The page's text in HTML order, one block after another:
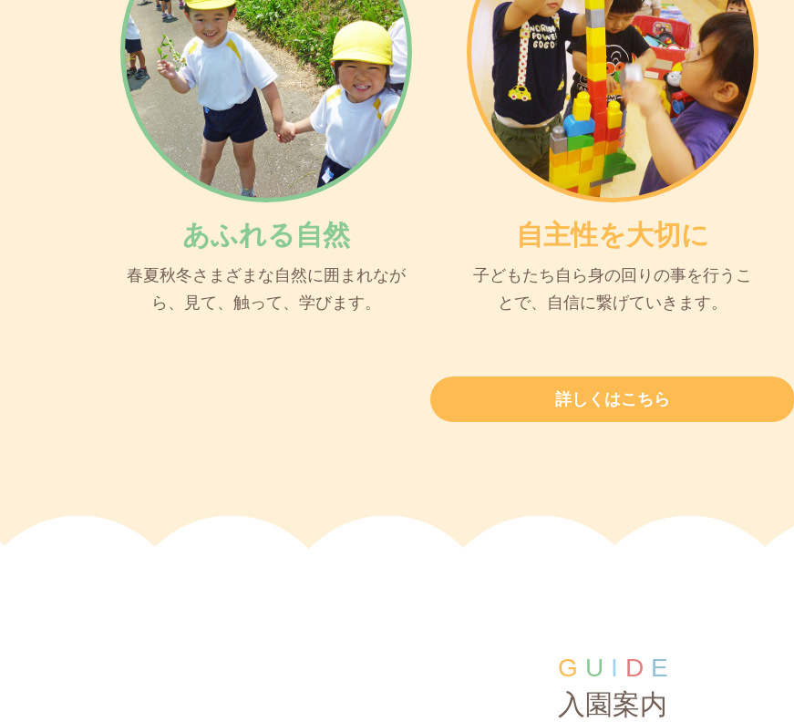
あふれる自然
春夏秋冬さまざまな自然に囲まれなが
ら、見て、触って、学びます。
自主性を大切に
子どもたち自ら身の回りの事を行うこ
とで、自信に繋げていきます。
詳しくはこちら
G U I D E
入園案内